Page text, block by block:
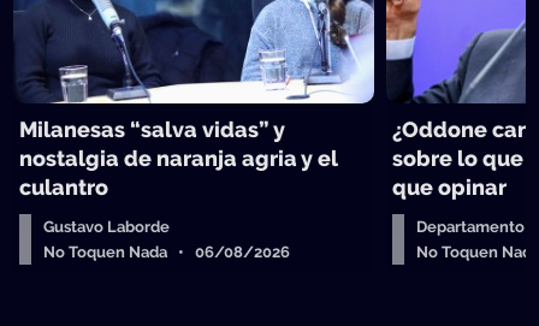
Milanesas “salva vidas” y
nostalgia de naranja agria y el
culantro
Gustavo Laborde
No Toquen Nada • 06/08/2026
¿Oddone
sobre lo que
que opinar
Departamento
No Toquen